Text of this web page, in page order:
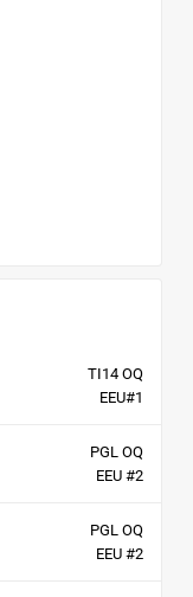
TI14 OQ
EEU#1
PGL OQ
EEU #2
PGL OQ
EEU #2